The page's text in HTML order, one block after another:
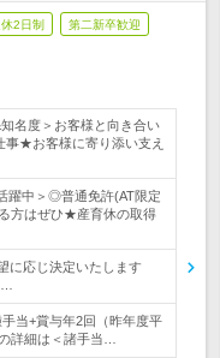
2日制 第二新卒歓迎
名度＞お客様と向き合い
事★お客様に寄り添い支え
躍中＞◎普通免許(AT限定
方はぜひ★産育休の取得
に応じ決定いたします
当+賞与年2回（昨年度平
詳細は＜諸手当…